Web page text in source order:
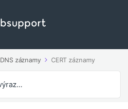
DNS záznamy CERT záznamy